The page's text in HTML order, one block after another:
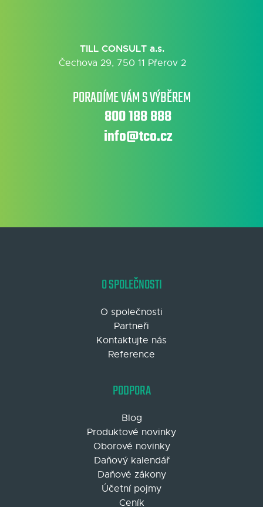
TILL CONSULT a.s.
Čechova 29, 750 11 Přerov 2
PORADÍME VÁM S VÝBĚREM
800 188 888
info@tco.cz
O SPOLEČNOSTI
O společnosti
Partneři
Kontaktujte nás
Reference
PODPORA
Blog
Produktové novinky
Oborové novinky
Daňový kalendář
Daňové zákony
Účetní pojmy
Ceník